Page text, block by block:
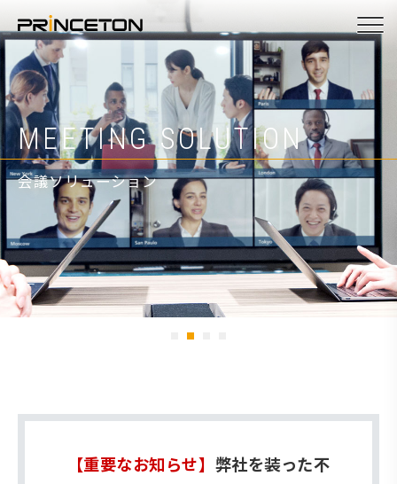
イ
ン
コ
ン
ン
移
動
ヒト。モノ。つなぐ。
MEETING SOLUTION
会議ソリューション
PRODUCTS
プロダクト
ATEN KVM VIDEO
ATEN/KVMビデオ製品
【重要なお知らせ】 弊社を装った不